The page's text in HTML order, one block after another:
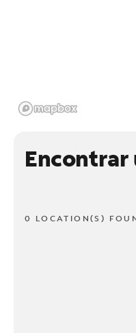
Encontrar
0 LOCATION(S)